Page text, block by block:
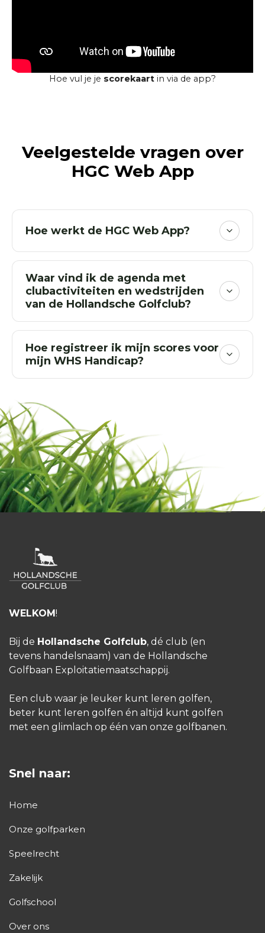
Hoe vul je je scorekaart in via de app?
Veelgestelde vragen over
HGC Web App
Hoe werkt de HGC Web App?
Waar vind ik de agenda met
clubactiviteiten en wedstrijden
van de Hollandsche Golfclub?
Hoe registreer ik mijn scores voor
mijn WHS Handicap?
WELKOM!
Bij de Hollandsche Golfclub, dé club (en
tevens handelsnaam) van de Hollandsche
Golfbaan Exploitatiemaatschappij.
Een club waar je leuker kunt leren golfen,
beter kunt leren golfen én altijd kunt golfen
met een glimlach op één van onze golfbanen.
Snel naar:
Home
Onze golfparken
Speelrecht
Zakelijk
Golfschool
Over ons